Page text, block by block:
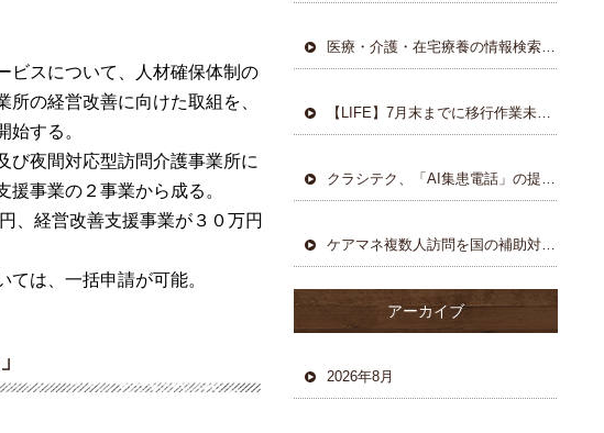
ビスについて、人材確保体制 の
所の経営改善に向けた取組を、
始する。
び夜間対応型訪問介護事業所に
援事業の２事業から成る。
、経営改善支援事業が３０万円
ては、一括申請が可能。
医療・介護・在宅療養の情報検索サイトを大幅刷新
【LIFE】7月末までに移行作業未対応なら、関連加算が算定不可に
クラシテク、「AI集患電話」の提供を開始
ケアマネ複数人訪問を国の補助対象として通知
アーカイブ
2026年8月